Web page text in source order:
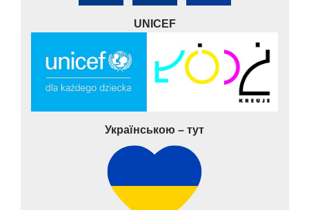
UNICEF
Українською – тут